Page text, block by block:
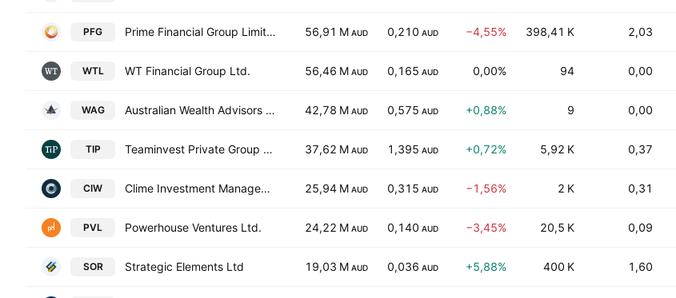
PFG Prime Financial Group Limited 56,91 M AUD 0,210 AUD −4,55% 398,41 K 2,03
WTL WT Financial Group Ltd. 56,46 M AUD 0,165 AUD 0,00% 94 0,00
WAG Australian Wealth Advisors Group Ltd. 42,78 M AUD 0,575 AUD +0,88% 9 0,00
TIP Teaminvest Private Group Ltd 37,62 M AUD 1,395 AUD +0,72% 5,92 K 0,37
CIW Clime Investment Management Ltd 25,94 M AUD 0,315 AUD −1,56% 2 K 0,31
PVL Powerhouse Ventures Ltd. 24,22 M AUD 0,140 AUD −3,45% 20,5 K 0,09
SOR Strategic Elements Ltd 19,03 M AUD 0,036 AUD +5,88% 400 K 1,60